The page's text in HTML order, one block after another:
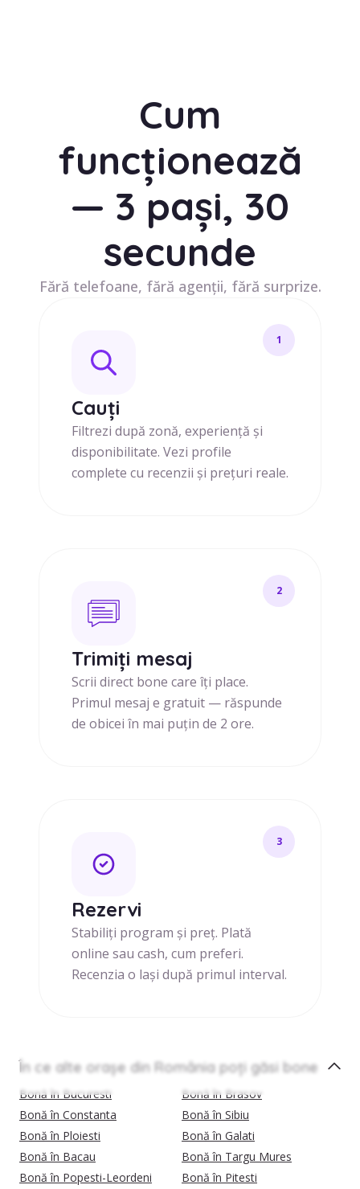
Cum
funcționează
— 3 pași, 30
secunde
Fără telefoane, fără agenții, fără surprize.
1
Cauți
Filtrezi după zonă, experiență și
disponibilitate. Vezi profile
complete cu recenzii și prețuri reale.
2
Trimiți mesaj
Scrii direct bone care îți place.
Primul mesaj e gratuit — răspunde
de obicei în mai puțin de 2 ore.
3
Rezervi
Stabiliți program și preț. Plată
online sau cash, cum preferi.
Recenzia o lași după primul interval.
În ce alte orașe din România poți găsi bone
Bonă în Bucuresti
Bonă în Brasov
Bonă în Constanta
Bonă în Sibiu
Bonă în Ploiesti
Bonă în Galati
Bonă în Bacau
Bonă în Targu Mures
Bonă în Popesti-Leordeni
Bonă în Pitesti